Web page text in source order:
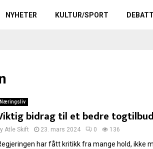
NYHETER KULTUR/SPORT
Næringsliv
bidrag til et bedre togtilbud
Atle Skift 23. mars 2024 0 136
har fått kritikk fra mange hold, ikke